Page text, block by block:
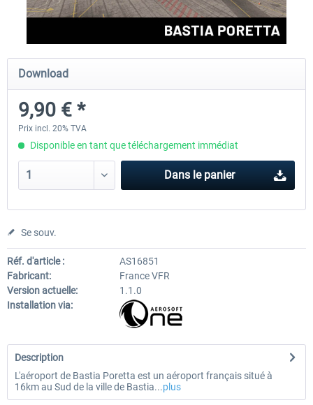
Aerosoft Airport Cologne/Bonn
18,10 € *
sim-wings Hamburg
Download
9,90 € *
Prix incl. 20% TVA
Disponible en tant que téléchargement immédiat
Dans le panier
Se souv.
Réf. d'article :
AS16851
Fabricant:
France VFR
Version actuelle:
1.1.0
Installation via:
Description
L'aéroport de Bastia Poretta est un aéroport français situé à
16km au Sud de la ville de Bastia...plus